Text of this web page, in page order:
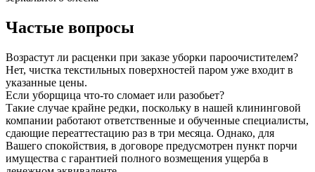
Частые вопросы
Возрастут ли расценки при заказе уборки пароочистителем?
Нет, чистка текстильных поверхностей паром уже входит в
указанные цены.
Если уборщица что-то сломает или разобьет?
Такие случае крайне редки, поскольку в нашей клининговой
компании работают ответственные и обученные специалисты,
сдающие переаттестацию раз в три месяца. Однако, для
Вашего спокойствия, в договоре предусмотрен пункт порчи
имущества с гарантией полного возмещения ущерба в